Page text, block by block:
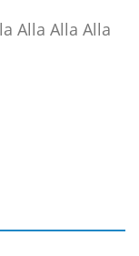
Alla Alla Alla